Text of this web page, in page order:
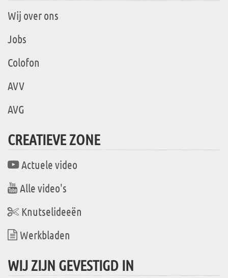
Wij over ons
Jobs
Colofon
AVV
AVG
CREATIEVE ZONE
Actuele video
Alle video's
Knutselideeën
Werkbladen
WIJ ZIJN GEVESTIGD IN